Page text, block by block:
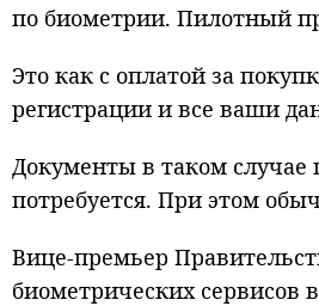
по биометрии. Пилотный
Это как с оплатой за
регистрации и все ваши
Документы в таком
потребуется. При этом
Вице-премьер
биометрических сервисов